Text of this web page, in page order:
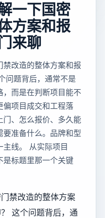
一下国密
方案和报
来聊
改造的整体方案和报
问题背后，通常不是
而是在判断项目能不
偏项目成交和工程落
门、怎么报价、多久能
准备什么。品牌和型
线。 从实际项目
是标题里那一个关键
禁改造的整体方案
这个问题背后，通